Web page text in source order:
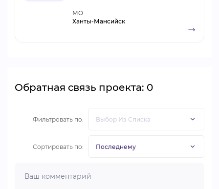
МО
Ханты-Мансийск
Обратная связь проекта: 0
Фильтровать по:
Сортировать по: